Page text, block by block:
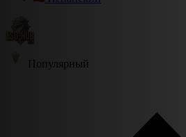
Популярный